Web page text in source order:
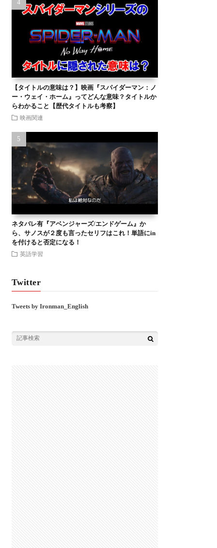
【タイトルの意味は？】映画『スパイダーマン：ノ
ー・ウェイ・ホーム』ってどんな意味？タイトルか
らわかること【歴代タイトルも考察】
映画関連
ネタバレ有『アベンジャーズ/エンドゲーム』か
ら、サノスが２度も言ったセリフはこれ！単語にin
を付けると否定になる！
英語学習
Twitter
Tweets by Ironman_English